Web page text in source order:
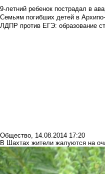
9-летний ребенок пострадал в
Семьям погибших детей в
ЛДПР против ЕГЭ: образование
Общество, 14.08.2014 17:20
В Шахтах жители жалуются на